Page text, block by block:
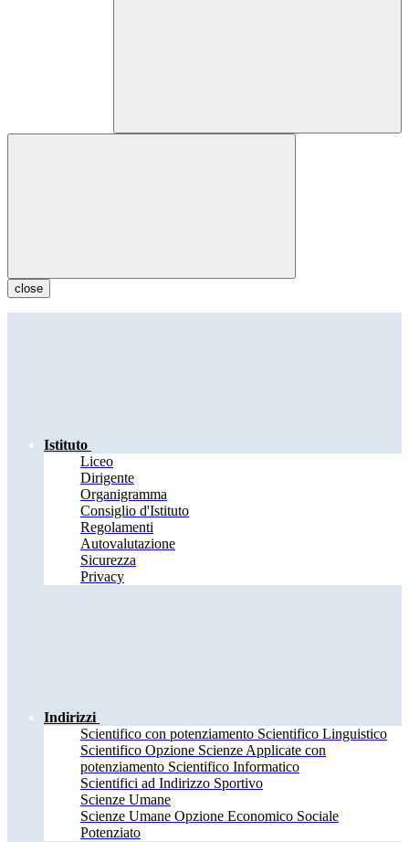
close
Istituto
Liceo
Dirigente
Organigramma
Consiglio d'Istituto
Regolamenti
Autovalutazione
Sicurezza
Privacy
Indirizzi
Scientifico con potenziamento Scientifico Linguistico
Scientifico Opzione Scienze Applicate con
potenziamento Scientifico Informatico
Scientifici ad Indirizzo Sportivo
Scienze Umane
Scienze Umane Opzione Economico Sociale
Potenziato